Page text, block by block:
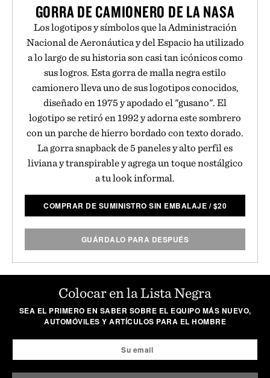
GORRA DE CAMIONERO DE LA NASA
Los logotipos y símbolos que la Administración
Nacional de Aeronáutica y del Espacio ha utilizado
a lo largo de su historia son casi tan icónicos como
sus logros. Esta gorra de malla negra estilo
camionero lleva uno de sus logotipos conocidos,
diseñado en 1975 y apodado el "gusano". El
logotipo se retiró en 1992 y adorna este sombrero
con un parche de hierro bordado con texto dorado.
La gorra snapback de 5 paneles y alto perfil es
liviana y transpirable y agrega un toque nostálgico
a tu look informal.
COMPRAR DE SUMINISTRO SIN EMBALAJE /$20
GUÁRDALO PARA DESPUÉS
Colocar en la Lista Negra
SEA EL PRIMERO EN SABER SOBRE EL EQUIPO MÁS NUEVO,
AUTOMÓVILES Y ARTÍCULOS PARA EL HOMBRE